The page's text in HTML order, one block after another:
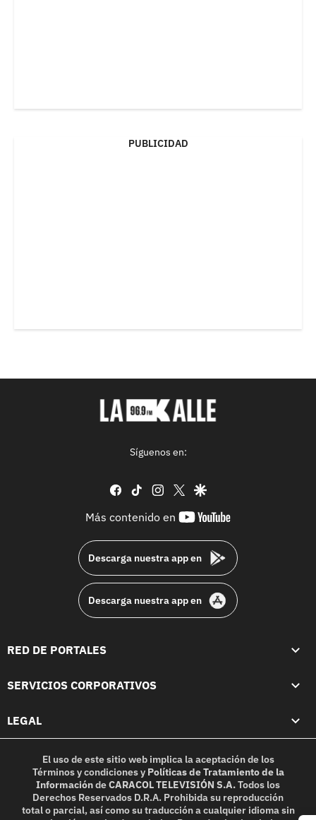
PUBLICIDAD
Síguenos en:
facebook
tiktok instagram
twittergoogle
Más contenido en
youtube-
Descarga nuestra app en
Descarga nuestra app en
RED DE PORTALES
SERVICIOS CORPORATIVOS
LEGAL
El uso de este sitio web implica la aceptación de los
Términos y condicionesy Políticas de Tratamiento de la
InformacióndeCARACOL TELEVISIÓN S.A.Todos los
Derechos Reservados D.R.A. Prohibida su reproducción
total o parcial, así como su traducción a cualquier idioma sin